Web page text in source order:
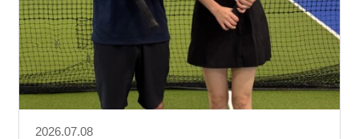
2026.07.08